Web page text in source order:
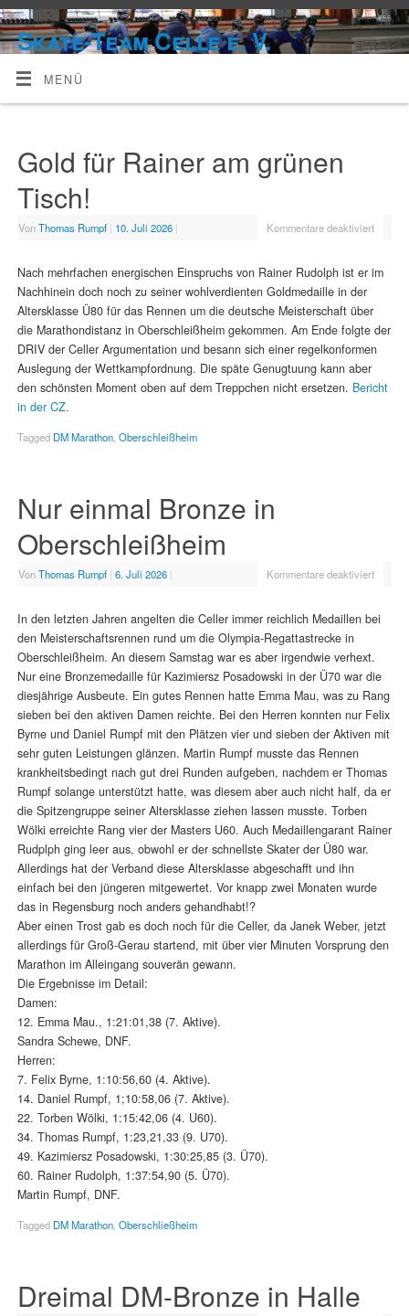
Skate-Team Celle e. V.
MENÜ
Gold für Rainer am grünen
Tisch!
VonThomas Rumpf | 10. Juli 2026 | Kommentare deaktiviert
Nach mehrfachen energischen Einspruchs von Rainer Rudolph ist er im
Nachhinein doch noch zu seiner wohlverdienten Goldmedaille in der
Altersklasse Ü80 für das Rennen um die deutsche Meisterschaft über
die Marathondistanz in Oberschleißheim gekommen. Am Ende folgte der
DRIV der Celler Argumentation und besann sich einer regelkonformen
Auslegung der Wettkampfordnung. Die späte Genugtuung kann aber
den schönsten Moment oben auf dem Treppchen nicht ersetzen. Bericht
in der CZ.
Tagged DM Marathon, Oberschleißheim
Nur einmal Bronze in
Oberschleißheim
VonThomas Rumpf | 6. Juli 2026 | Kommentare deaktiviert
In den letzten Jahren angelten die Celler immer reichlich Medaillen bei
den Meisterschaftsrennen rund um die Olympia-Regattastrecke in
Oberschleißheim. An diesem Samstag war es aber irgendwie verhext.
Nur eine Bronzemedaille für Kazimiersz Posadowski in der Ü70 war die
diesjährige Ausbeute. Ein gutes Rennen hatte Emma Mau, was zu Rang
sieben bei den aktiven Damen reichte. Bei den Herren konnten nur Felix
Byrne und Daniel Rumpf mit den Plätzen vier und sieben der Aktiven mit
sehr guten Leistungen glänzen. Martin Rumpf musste das Rennen
krankheitsbedingt nach gut drei Runden aufgeben, nachdem er Thomas
Rumpf solange unterstützt hatte, was diesem aber auch nicht half, da er
die Spitzengruppe seiner Altersklasse ziehen lassen musste. Torben
Wölki erreichte Rang vier der Masters U60. Auch Medaillengarant Rainer
Rudplph ging leer aus, obwohl er der schnellste Skater der Ü80 war.
Allerdings hat der Verband diese Altersklasse abgeschafft und ihn
einfach bei den jüngeren mitgewertet. Vor knapp zwei Monaten wurde
das in Regensburg noch anders gehandhabt!?
Aber einen Trost gab es doch noch für die Celler, da Janek Weber, jetzt
allerdings für Groß-Gerau startend, mit über vier Minuten Vorsprung den
Marathon im Alleingang souverän gewann.
Die Ergebnisse im Detail:
Damen:
12. Emma Mau., 1:21:01,38 (7. Aktive).
Sandra Schewe, DNF.
Herren:
7. Felix Byrne, 1:10:56,60 (4. Aktive).
14. Daniel Rumpf, 1;10:58,06 (7. Aktive).
22. Torben Wölki, 1:15:42,06 (4. U60).
34. Thomas Rumpf, 1:23,21,33 (9. U70).
49. Kazimiersz Posadowski, 1:30:25,85 (3. Ü70).
60. Rainer Rudolph, 1:37:54,90 (5. Ü70).
Martin Rumpf, DNF.
Tagged DM Marathon, Oberschließheim
Dreimal DM-Bronze in Halle